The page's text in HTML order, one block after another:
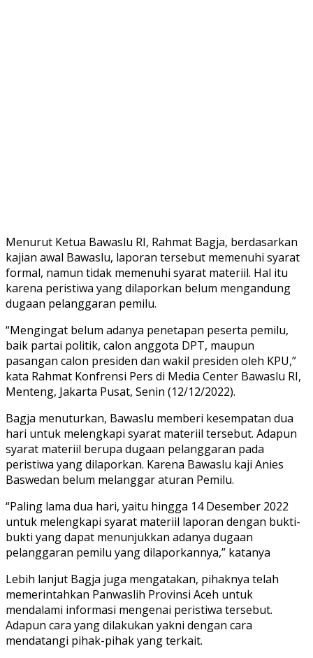
Menurut Ketua Bawaslu RI, Rahmat Bagja, berdasarkan
kajian awal Bawaslu, laporan tersebut memenuhi syarat
formal, namun tidak memenuhi syarat materiil. Hal itu
karena peristiwa yang dilaporkan belum mengandung
dugaan pelanggaran pemilu.
“Mengingat belum adanya penetapan peserta pemilu,
baik partai politik, calon anggota DPT, maupun
pasangan calon presiden dan wakil presiden oleh KPU,”
kata Rahmat Konfrensi Pers di Media Center Bawaslu RI,
Menteng, Jakarta Pusat, Senin (12/12/2022).
Bagja menuturkan, Bawaslu memberi kesempatan dua
hari untuk melengkapi syarat materiil tersebut. Adapun
syarat materiil berupa dugaan pelanggaran pada
peristiwa yang dilaporkan. Karena Bawaslu kaji Anies
Baswedan belum melanggar aturan Pemilu.
“Paling lama dua hari, yaitu hingga 14 Desember 2022
untuk melengkapi syarat materiil laporan dengan bukti-
bukti yang dapat menunjukkan adanya dugaan
pelanggaran pemilu yang dilaporkannya,” katanya
Lebih lanjut Bagja juga mengatakan, pihaknya telah
memerintahkan Panwaslih Provinsi Aceh untuk
mendalami informasi mengenai peristiwa tersebut.
Adapun cara yang dilakukan yakni dengan cara
mendatangi pihak-pihak yang terkait.